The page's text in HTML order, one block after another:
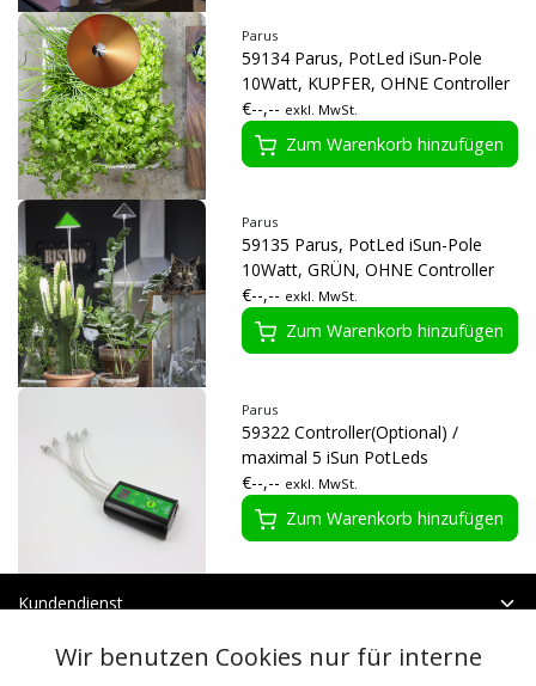
Parus
59134 Parus, PotLed iSun-Pole
10Watt, KUPFER, OHNE Controller
€--,-- exkl. MwSt.
Zum Warenkorb hinzufügen
Parus
59135 Parus, PotLed iSun-Pole
10Watt, GRÜN, OHNE Controller
€--,-- exkl. MwSt.
Zum Warenkorb hinzufügen
Parus
59322 Controller(Optional) /
maximal 5 iSun PotLeds
€--,-- exkl. MwSt.
Zum Warenkorb hinzufügen
Kundendienst
Kategorien
Wir benutzen Cookies nur für interne